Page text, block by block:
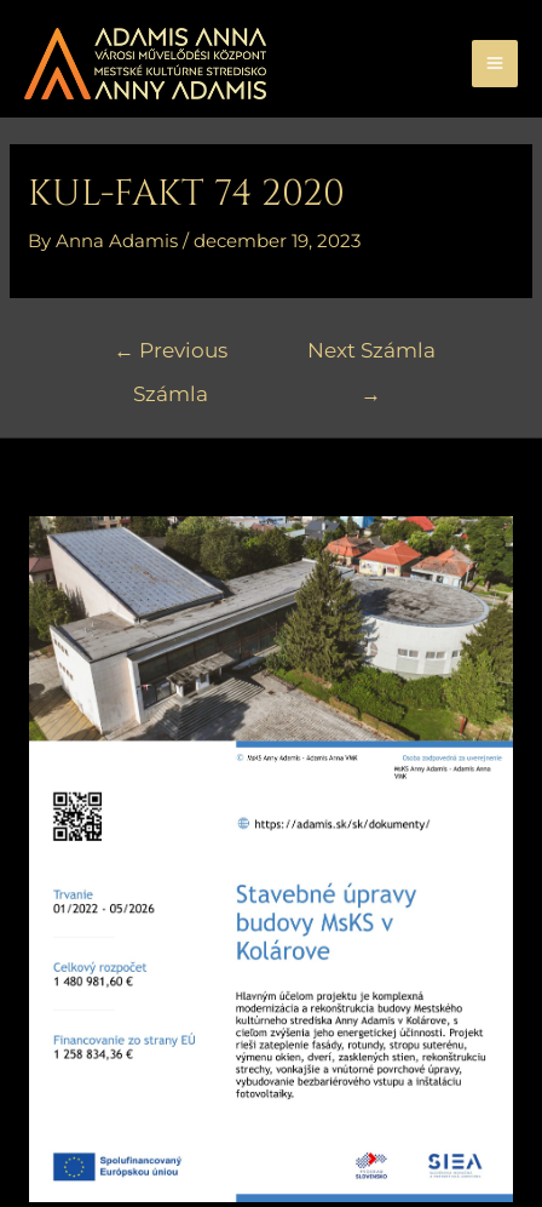
content
KUL-FAKT 74 2020
ByAnna Adamis/december 19, 2023
← Previous
Számla
Next Számla
→